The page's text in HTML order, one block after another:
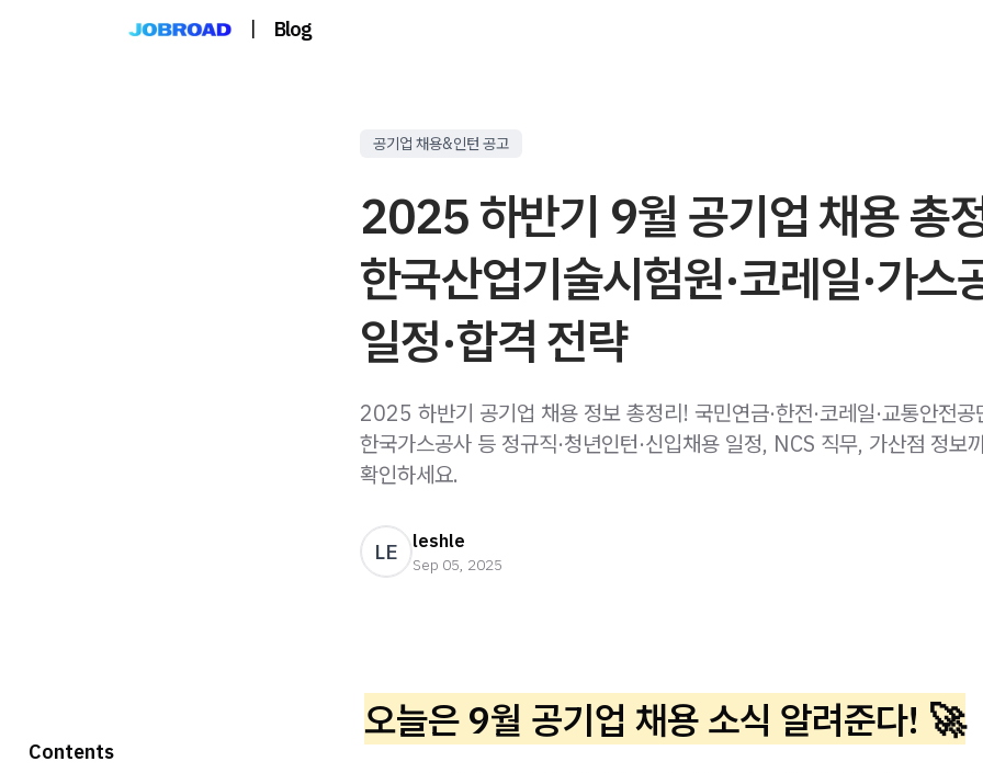
| Blog
공기업 채용&인턴 공고
2025 하반기 9월 공기업 채용 총
한국산업기술시험원·코레일·가스
일정·합격 전략
2025 하반기 공기업 채용 정보 총정리! 국민연금·한전·코레일·교통안전공
한국가스공사 등 정규직·청년인턴·신입채용 일정, NCS 직무, 가산점 정보
확인하세요.
LE leshle
Sep 05, 2025
오늘은 9월 공기업 채용 소식 알려준다! 🚀
Contents